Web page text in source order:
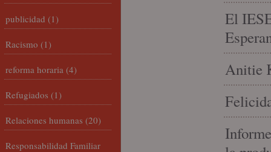
El
Anitie
publicidad (1)
Racismo (1)
reforma horaria (4)
Refugiados (1)
Relaciones humanas (20)
Responsabilidad Familiar